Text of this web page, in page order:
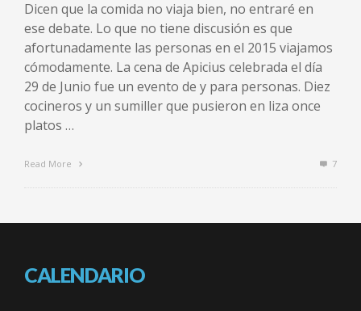
Dicen que la comida no viaja bien, no entraré en
ese debate. Lo que no tiene discusión es que
afortunadamente las personas en el 2015 viajamos
cómodamente. La cena de Apicius celebrada el día
29 de Junio fue un evento de y para personas. Diez
cocineros y un sumiller que pusieron en liza once
platos …
Read More 7
CALENDARIO